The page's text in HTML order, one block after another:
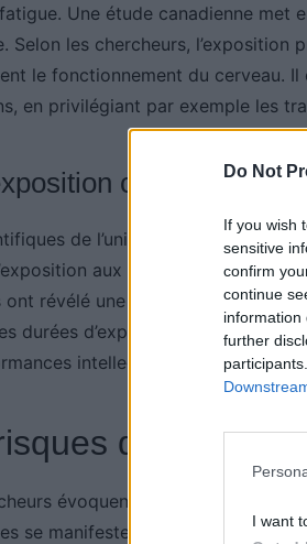
Do Not
If you wish
sensitive
confirm
continue
information
further
I want
Une étude canadienne met
Selon les chercheurs, l’exposition
le fonctionnement du cerveau.
en privilégiant par exemple les
courte mais
de l’université de
aux gaz
ont révélé une baisse notable de
durées d’exposition répétée
intellectuelles.
de lésions
évoquent la possibilité de
se manifesteraient par des